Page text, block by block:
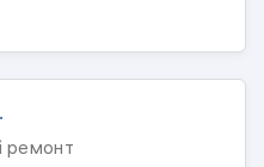
ремонт